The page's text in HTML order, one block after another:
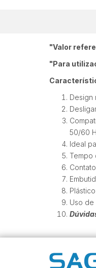
"Valor
"Para
Design
50/60
Ideal
Tempo
Uso